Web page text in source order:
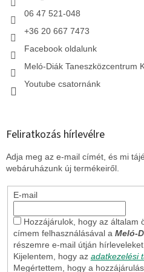
m
06 47 521-048
+36 20 667 7473
Facebook oldalunk
Meló-Diák Taneszközcentrum
Youtube csatornánk
Feliratkozás hírlevélre
Adja meg az e-mail címét, és mi
webáruházunk új termékeiről.
E-mail
Hozzájárulok, hogy az általam
címem felhasználásával a Meló-
részemre e-mail útján
Kijelentem, hogy az adatkezelési
Megértettem, hogy a